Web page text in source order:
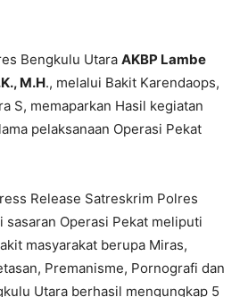
Bengkulu Utara AKBP Lambe
M.H., melalui Bakit Karendaops,
S, memaparkan Hasil kegiatan
pelaksanaan Operasi Pekat
Release Satreskrim Polres
sasaran Operasi Pekat meliputi
masyarakat berupa Miras,
Premanisme, Pornografi dan
Utara berhasil mengungkap 5